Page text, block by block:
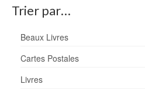
Trier par…
Beaux Livres
Cartes Postales
Livres